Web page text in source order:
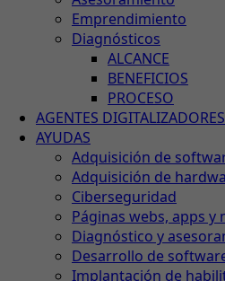
Emprendimiento
Diagnósticos
ALCANCE
BENEFICIOS
PROCESO
AGENTES DIGITALIZADORES
AYUDAS
Adquisición de
Adquisición de
Ciberseguridad
Páginas webs, apps y
Diagnóstico y
Desarrollo de
Implantación de